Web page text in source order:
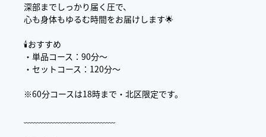
深部までしっかり届く圧で、
心も身体もゆるむ時間をお届けします🌟
🕯おすすめ
・単品コース：90分〜
・セットコース：120分〜
※60分コースは18時まで・北区限定です。